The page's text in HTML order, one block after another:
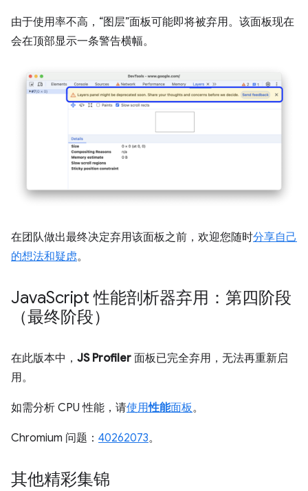
由于使用率不高，“图层”面板可能即将被弃用。 该面板现在
会在顶部显示一条警告横幅。
在团队做出最终决定弃用该面板之前，欢迎您随时分享自己
的想法和疑虑。
JavaScript 性能剖析器弃用：第四阶段
（最终阶段）
在此版本中， JS Profiler 面板已完全弃用，无法再重新启
用。
如需分析 CPU 性能，请使用性能面板。
Chromium 问题： 40262073。
其他精彩集锦